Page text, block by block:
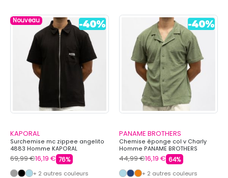
Nouveau
KAPORAL
Surchemise mc zippee angelito
4883 Homme KAPORAL
69,99 €16,19 € 76%
+ 2 autres couleurs
PANAME BROTHERS
Chemise éponge col v Charly
Homme PANAME BROTHERS
44,99 €16,19 € 64%
+ 2 autres couleurs